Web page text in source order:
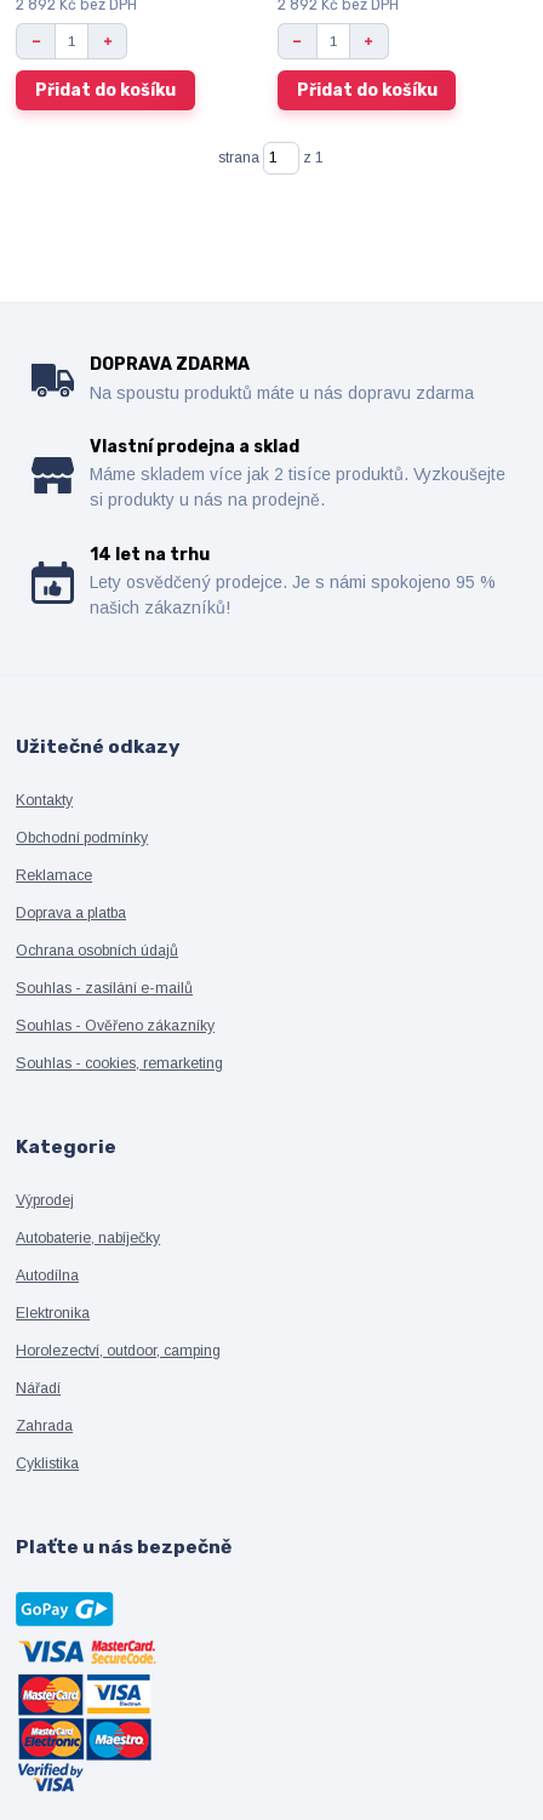
2 892 Kč bez DPH
Přidat do košíku
2 892 Kč bez DPH
Přidat do košíku
strana z 1
DOPRAVA ZDARMA
Na spoustu produktů máte u nás dopravu zdarma
Vlastní prodejna a sklad
Máme skladem více jak 2 tisíce produktů. Vyzkoušejte
si produkty u nás na prodejně.
14 let na trhu
Lety osvědčený prodejce. Je s námi spokojeno 95 %
našich zákazníků!
Užitečné odkazy
Kontakty
Obchodní podmínky
Reklamace
Doprava a platba
Ochrana osobních údajů
Souhlas - zasílání e-mailů
Souhlas - Ověřeno zákazníky
Souhlas - cookies, remarketing
Kategorie
Výprodej
Autobaterie, nabíječky
Autodílna
Elektronika
Horolezectví, outdoor, camping
Nářadí
Zahrada
Cyklistika
Plaťte u nás bezpečně